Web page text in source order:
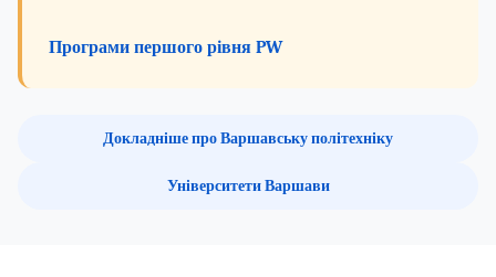
Програми першого рівня PW
Докладніше про Варшавську політехніку
Університети Варшави